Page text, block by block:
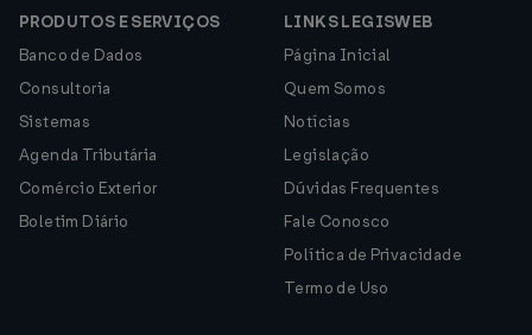
PRODUTOS E SERVIÇOS
Banco de Dados
Consultoria
Sistemas
Agenda Tributária
Comércio Exterior
Boletim Diário
LINKS LEGISWEB
Página Inicial
Quem Somos
Notícias
Legislação
Dúvidas Frequentes
Fale Conosco
Política de Privacidade
Termo de Uso